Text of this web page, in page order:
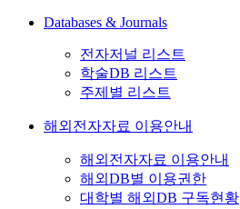
Databases & Journals
전자저널 리스트
학술DB 리스트
주제별 리스트
해외전자자료 이용안내
해외전자자료 이용안내
해외DB별 이용권한
대학별 해외DB 구독현황